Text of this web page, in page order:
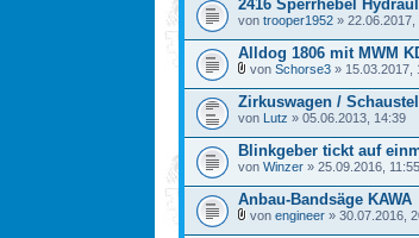
2416 Sperrhebel
von trooper1952 » 22.06.2017,
Alldog 1806 mit MWM
von Schorse3 » 15.03.2017,
Zirkuswagen /
von Lutz » 05.06.2013, 14:39
Blinkgeber tickt auf
von Winzer » 25.09.2016, 11:55
Anbau-Bandsäge KAWA
von engineer » 30.07.2016,